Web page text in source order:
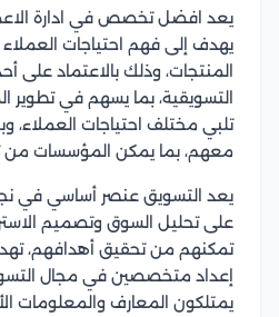
يعد افضل تخصص في ادارة
يهدف إلى فهم احتياجات
المنتجات، وذلك بالاعتماد على
التسويقية، بما يسهم في تطوير
تلبي مختلف احتياجات العملاء،
معهم، بما يمكن المؤسسات من
يعد التسويق عنصر أساسي في
على تحليل السوق وتصميم
تمكنهم من تحقيق أهدافهم،
إعداد متخصصين في مجال
يمتلكون المعارف والمعلومات